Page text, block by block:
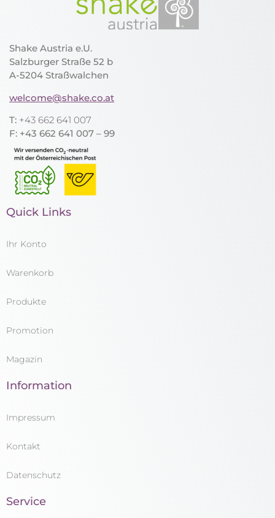
Shake Austria e.U.
Salzburger Straße 52 b
A-5204 Straßwalchen
welcome@shake.co.at
T: +43 662 641 007
F: +43 662 641 007 – 99
Quick Links
Ihr Konto
Warenkorb
Produkte
Promotion
Magazin
Information
Impressum
Kontakt
Datenschutz
Service